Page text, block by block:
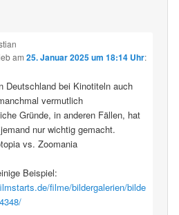
am 25. Januar 2025 um 18:14 Uhr:
Deutschland bei Kinotiteln auch
vermutlich
Gründe, in anderen Fällen, hat
nur wichtig gemacht.
vs. Zoomania
Beispiel:
filme/bildergalerien/bilde